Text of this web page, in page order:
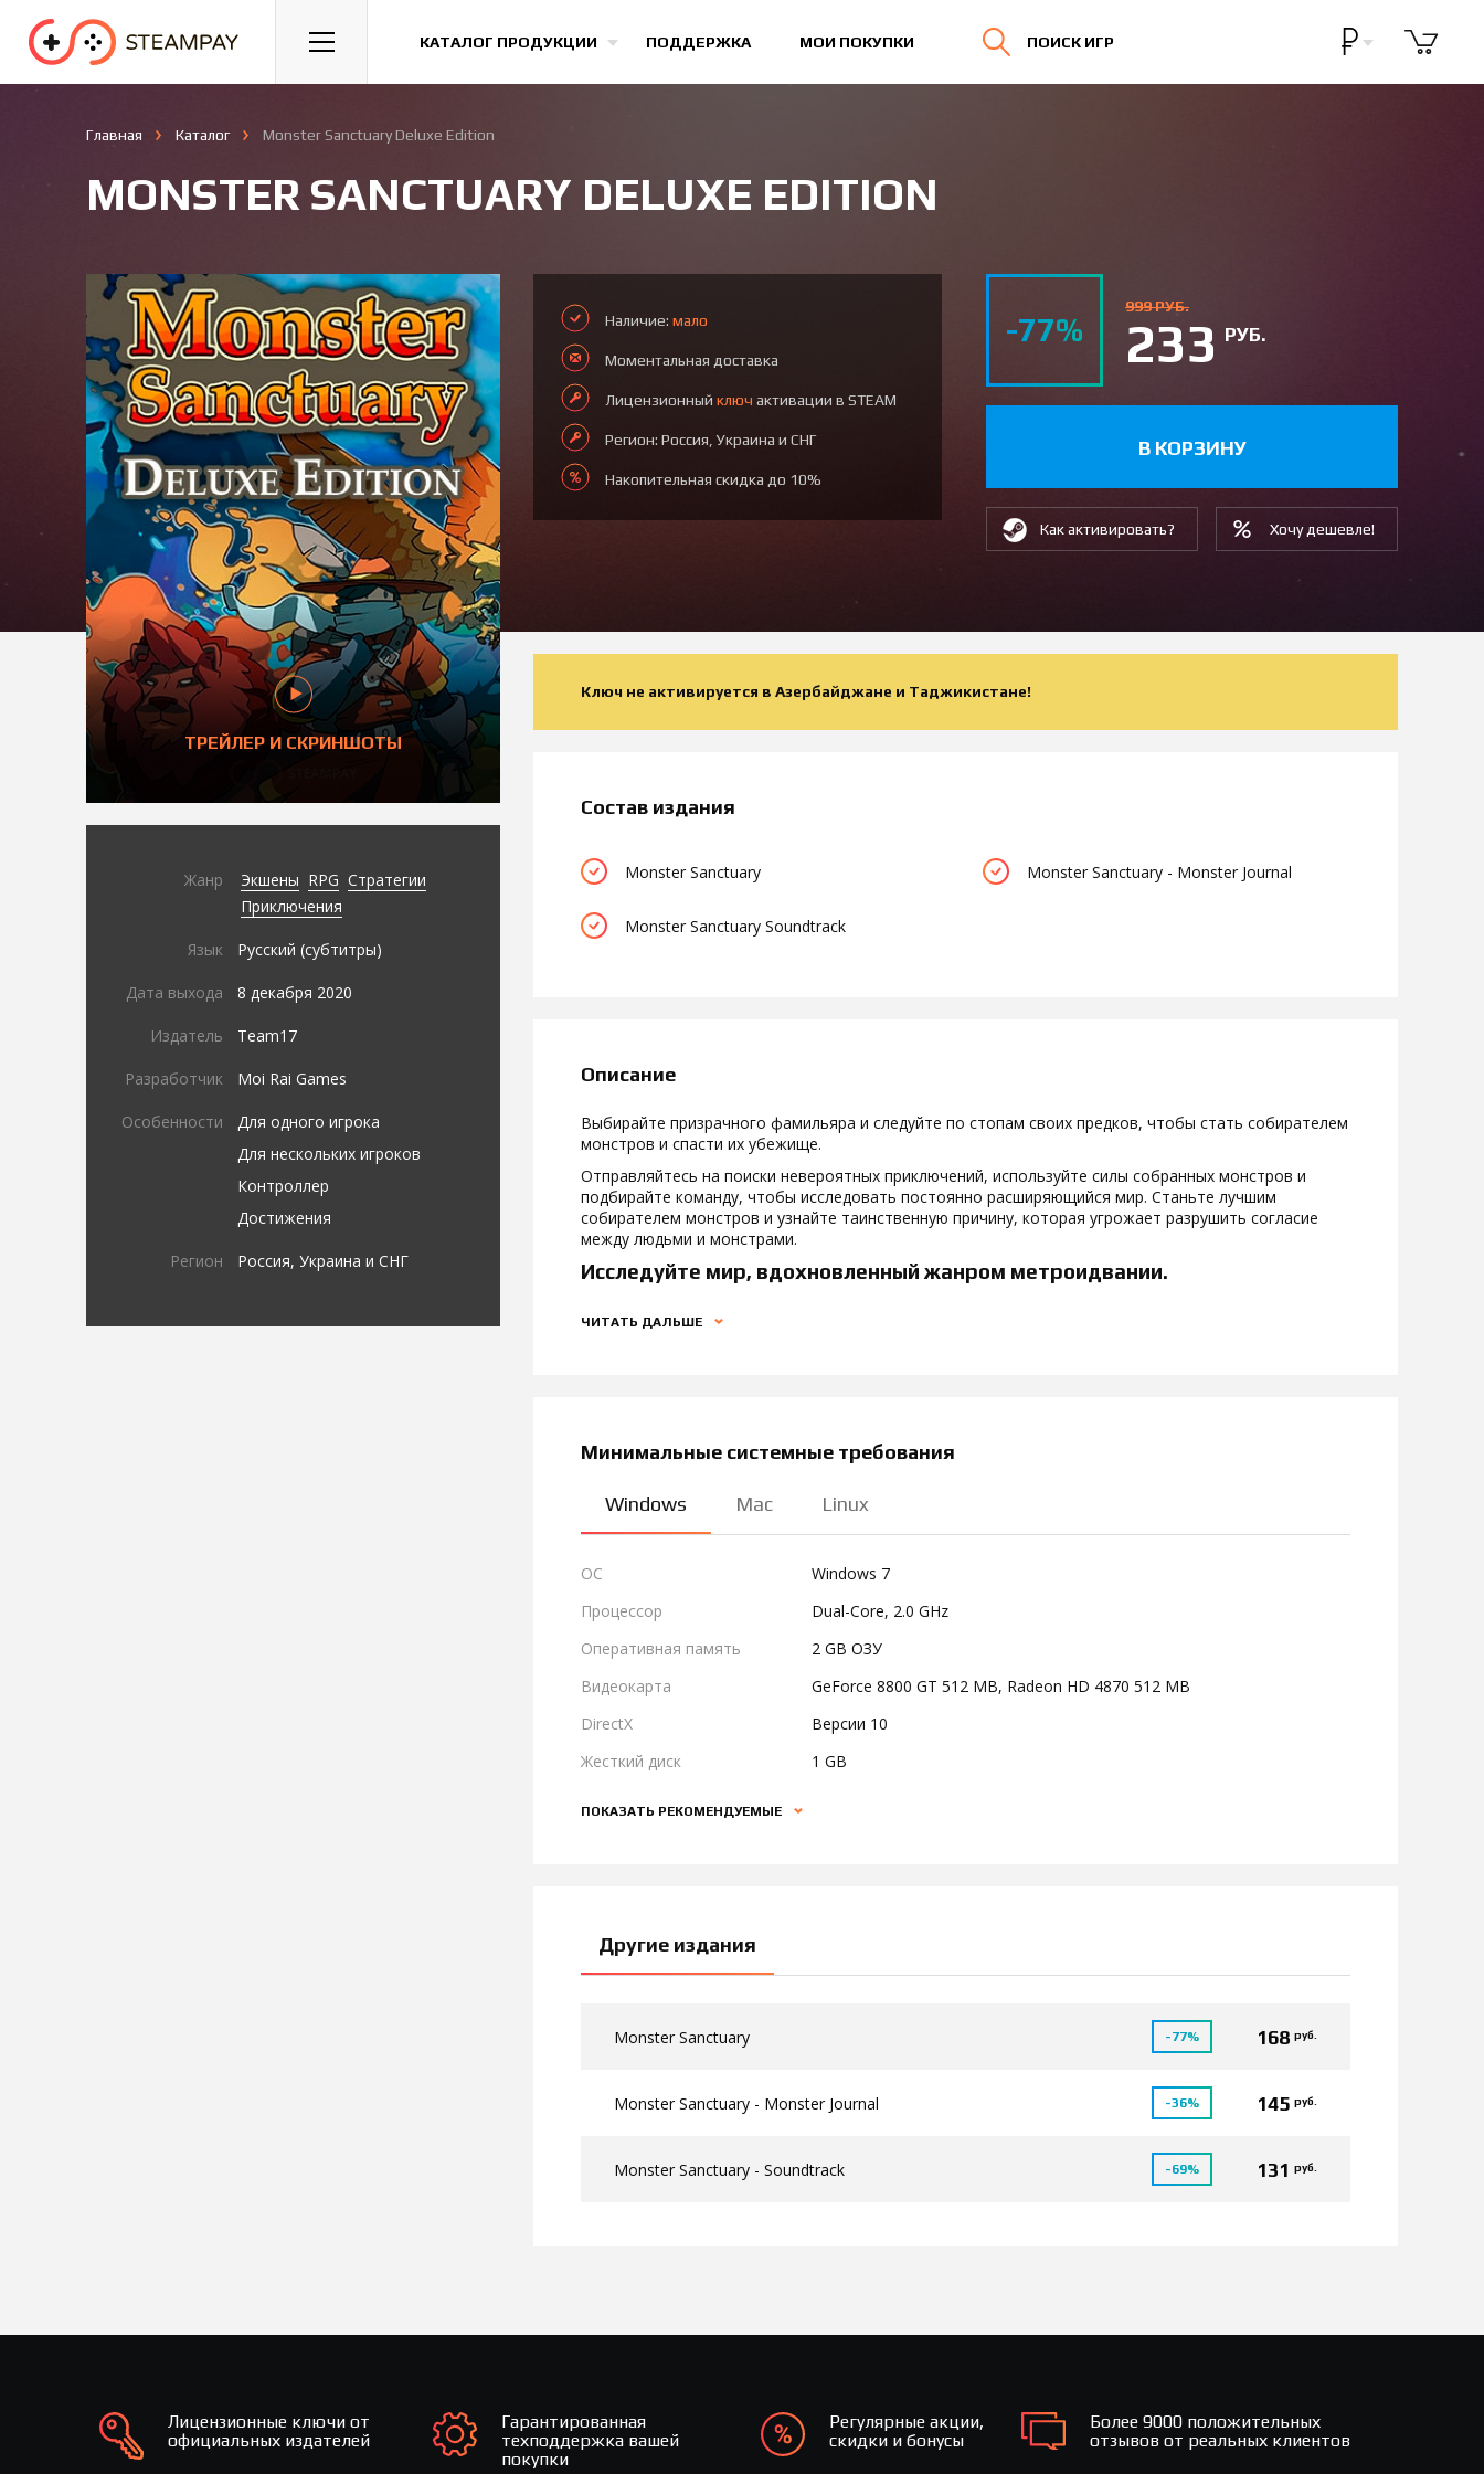
КАТАЛОГ ПРОДУКЦИИ ПОДДЕРЖКА МОИ ПОКУПКИ ПОИСК ИГР
Спорт Гонки Казуальные Все игры
Главная Каталог Monster Sanctuary Deluxe Edition
MONSTER SANCTUARY DELUXE EDITION
ТРЕЙЛЕР И СКРИНШОТЫ
Жанр Экшены RPG Стратегии
Приключения
Язык Русский (субтитры)
Дата выхода 8 декабря 2020
Издатель Team17
Разработчик Moi Rai Games
Особенности
Для одного игрока
Для нескольких игроков
Контроллер
Достижения
Регион Россия, Украина и СНГ
Наличие: мало
Моментальная доставка
Лицензионный ключ активации в STEAM
Регион: Россия, Украина и СНГ
Накопительная скидка до 10%
-77%
999 РУБ.
233РУБ.
В КОРЗИНУ
Как активировать? Хочу дешевле!
Ключ не активируется в Азербайджане и Таджикистане!
Состав издания
Monster Sanctuary Monster Sanctuary - Monster Journal
Monster Sanctuary Soundtrack
Описание
Выбирайте призрачного фамильяра и следуйте по стопам своих предков, чтобы стать собирателем
монстров и спасти их убежище.
Отправляйтесь на поиски невероятных приключений, используйте силы собранных монстров и
подбирайте команду, чтобы исследовать постоянно расширяющийся мир. Станьте лучшим
собирателем монстров и узнайте таинственную причину, которая угрожает разрушить согласие
между людьми и монстрами.
Исследуйте мир, вдохновленный жанром метроидвании.
ЧИТАТЬ ДАЛЬШЕ
Минимальные системные требования
Windows Mac Linux
ОС
Windows 7
Процессор
Dual-Core, 2.0 GHz
Оперативная память
2 GB ОЗУ
Видеокарта
GeForce 8800 GT 512 MB, Radeon HD 4870 512 MB
DirectX
Версии 10
Жесткий диск
1 GB
ПОКАЗАТЬ РЕКОМЕНДУЕМЫЕ
Другие издания
Monster Sanctuary -77% 168 руб.
Monster Sanctuary - Monster Journal -36% 145 руб.
Monster Sanctuary - Soundtrack -69% 131 руб.
Лицензионные ключи от
официальных издателей
Гарантированная
техподдержка вашей
покупки
Регулярные акции,
скидки и бонусы
Более 9000 положительных
отзывов от реальных клиентов